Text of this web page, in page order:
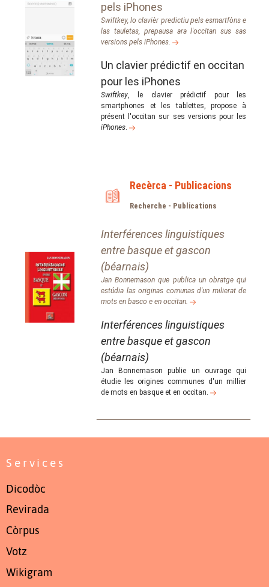
pels iPhones
Swiftkey, lo clavièr predictiu pels esmartfòns e
las tauletas, prepausa ara l'occitan sus sas
versions pels iPhones.
Un clavier prédictif en occitan
pour les iPhones
Swiftkey, le clavier prédictif pour les
smartphones et les tablettes, propose à
présent l'occitan sur ses versions pour les
iPhones.
Recèrca - Publicacions
Recherche - Publications
Interférences linguistiques
entre basque et gascon
(béarnais)
Jan Bonnemason que publica un obratge qui
estúdia las originas comunas d'un milierat de
mots en basco e en occitan.
Interférences linguistiques
entre basque et gascon
(béarnais)
Jan Bonnemason publie un ouvrage qui
étudie les origines communes d'un millier
de mots en basque et en occitan.
Services
Dicodòc
Revirada
Còrpus
Votz
Wikigram